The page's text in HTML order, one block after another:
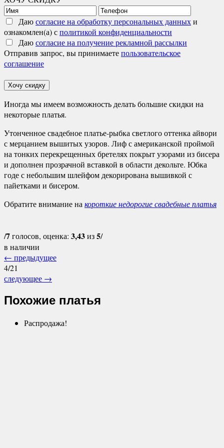
Даюсогласие на обработку персональных данныхи
ознакомлен(а) сполитикой конфиденциальности
Даюсогласие на получение рекламной рассылки
Отправив запрос, вы принимаетепользовательское
соглашение
Хочу скидку
Иногда мы имеем возможность делать большие скидки на
некоторые платья.
Утонченное свадебное платье-рыбка светлого оттенка айвори
с мерцанием вышитых узоров. Лиф с американской проймой
на тонких перекрещенных бретелях покрыт узорами из бисера
и дополнен прозрачной вставкой в области декольте. Юбка
годе с небольшим шлейфом декорирована вышивкой с
пайетками и бисером.
Обратите внимание на короткие недорогие свадебные платья
/7голосов, оценка: 3,43из5/
в наличии
← предыдущее
4/21
следующее →
Похожие платья
Распродажа!